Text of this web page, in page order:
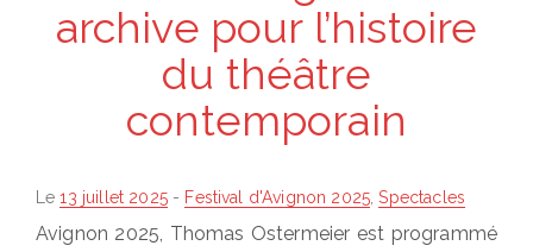
archive pour l’histoire
du théâtre
contemporain
LePosted
on
13 juillet 2025- Festival d'Avignon 2025 ,Spectacles
Avignon 2025, Thomas Ostermeier est programmé